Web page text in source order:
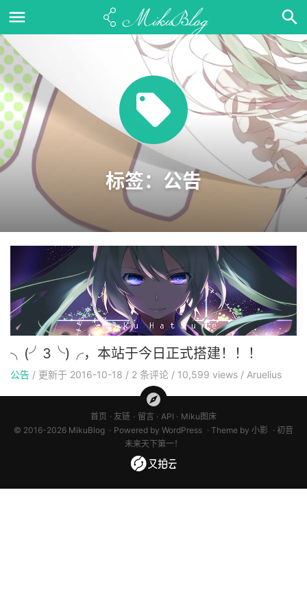
标签：公告
╮(╯3╰)╭，本站于今日正式搭建！！！
公告 / 更新于 2016-10-18 / 2 条评论 / 10,599 views / Aruelius
首页 友链 留言 API
Miku图床
© 2016-2026 MikuBlog
Powered by WordPress Theme by小影
初音
未来天下第一！